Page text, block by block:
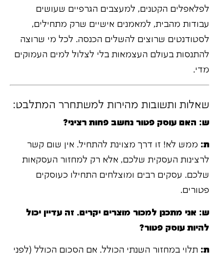
לפלאפלים הקטנים, למעצבים הגרפיים שעושים
עבודות מהבית, למאמנים אישיים שרק מתחילים,
לסטודנטים שרוצים להשלים הכנסה. לכל מי שרוצה
להתנסות בעולם העצמאות בלי לצלול למים העמוקים
מדי.
שאלות ותשובות מהירות למשתחרר המתלבט:
ש: האם עוסק פטור נחשב פחות רציני?
ת: ממש לא! זו דרך מצוינת להתחיל. אין שום קשר
לרצינות העסקית שלכם, אלא רק למחזור העסקאות
שלכם. עסקים רבים ומוצלחים התחילו כעוסקים
פטורים.
ש: אני מתכנן למכור מוצרים יקרים. זה עדיין יכול
להיות עוסק פטור?
ת: תלוי במחזור השנתי הכולל. אם הסכום הכולל (לפני